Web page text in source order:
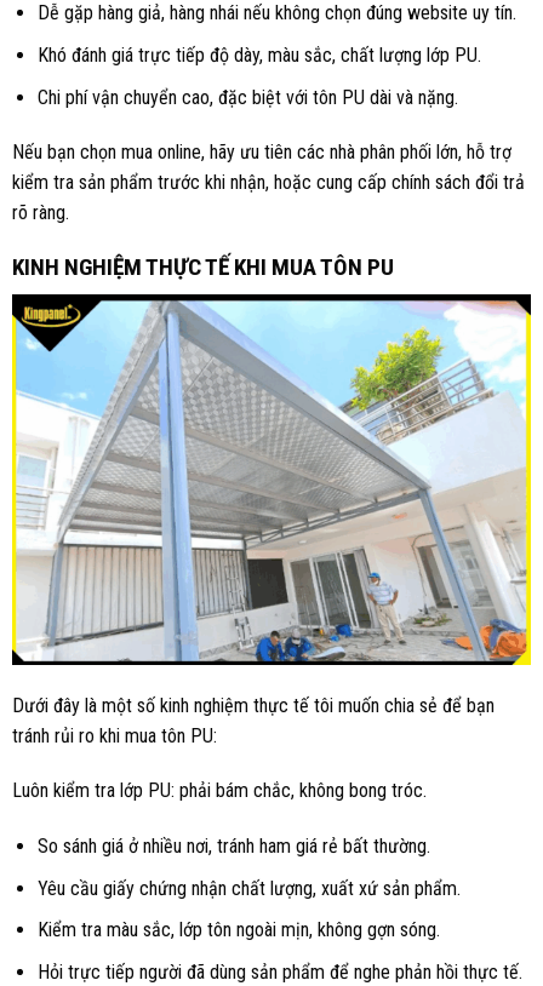
Dễ gặp hàng giả, hàng nhái nếu không chọn đúng website uy tín.
Khó đánh giá trực tiếp độ dày, màu sắc, chất lượng lớp PU.
Chi phí vận chuyển cao, đặc biệt với tôn PU dài và nặng.
Nếu bạn chọn mua online, hãy ưu tiên các nhà phân phối lớn, hỗ trợ
kiểm tra sản phẩm trước khi nhận, hoặc cung cấp chính sách đổi trả
rõ ràng.
KINH NGHIỆM THỰC TẾ KHI MUA TÔN PU
Dưới đây là một số kinh nghiệm thực tế tôi muốn chia sẻ để bạn
tránh rủi ro khi mua tôn PU:
Luôn kiểm tra lớp PU: phải bám chắc, không bong tróc.
So sánh giá ở nhiều nơi, tránh ham giá rẻ bất thường.
Yêu cầu giấy chứng nhận chất lượng, xuất xứ sản phẩm.
Kiểm tra màu sắc, lớp tôn ngoài mịn, không gợn sóng.
Hỏi trực tiếp người đã dùng sản phẩm để nghe phản hồi thực tế.